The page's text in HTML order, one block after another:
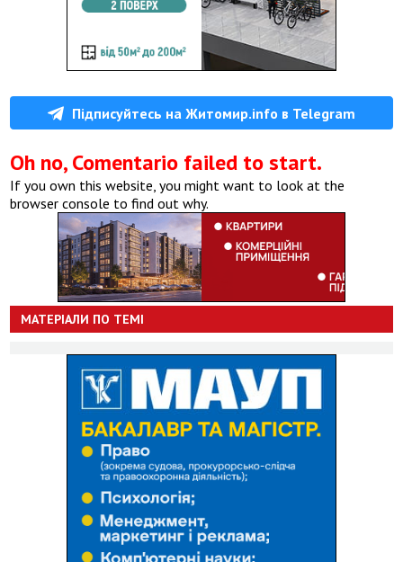
Підписуйтесь на Житомир.info в Telegram
Oh no, Comentario failed to start.
If you own this website, you might want to look at the
browser console to find out why.
МАТЕРІАЛИ ПО ТЕМІ